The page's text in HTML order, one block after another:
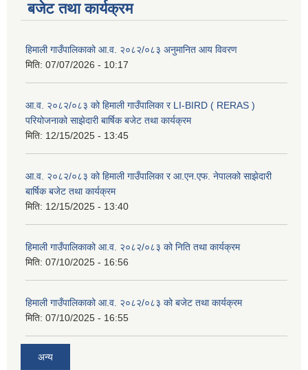
बजेट तथा कार्यक्रम
हिमाली गाउँपालिकाको आ.व. २०८२/०८३ अनुमानित आय विवरण
मिति: 07/07/2026 - 10:17
आ.व. २०८२/०८३ को हिमाली गाउँपालिका र LI-BIRD ( RERAS )
परियोजनाको साझेदारी बार्षिक बजेट तथा कार्यक्रम
मिति: 12/15/2025 - 13:45
आ.व. २०८२/०८३ को हिमाली गाउँपालिका र आ.एन.एफ. नेपालको साझेदारी
बार्षिक बजेट तथा कार्यक्रम
मिति: 12/15/2025 - 13:40
हिमाली गाउँपालिकाको आ.व. २०८२/०८३ को निति तथा कार्यक्रम
मिति: 07/10/2025 - 16:56
हिमाली गाउँपालिकाको आ.व. २०८२/०८३ को बजेट तथा कार्यक्रम
मिति: 07/10/2025 - 16:55
अन्य